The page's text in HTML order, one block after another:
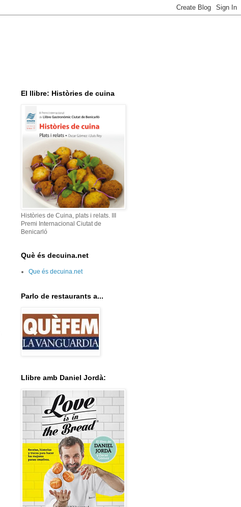
El llibre: Històries de cuina
Històries de Cuina, plats i relats. III
Premi Internacional Ciutat de
Benicarló
Què és decuina.net
Que és decuina.net
Parlo de restaurants a...
Llibre amb Daniel Jordà: